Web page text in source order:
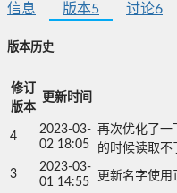
信息 版本5 讨论6
版本历史
修订
版本
更新时间
4
2023-03-
02 18:05
再次优化了一
的时候读取不
3
2023-03-
01 14:55
更新名字使用